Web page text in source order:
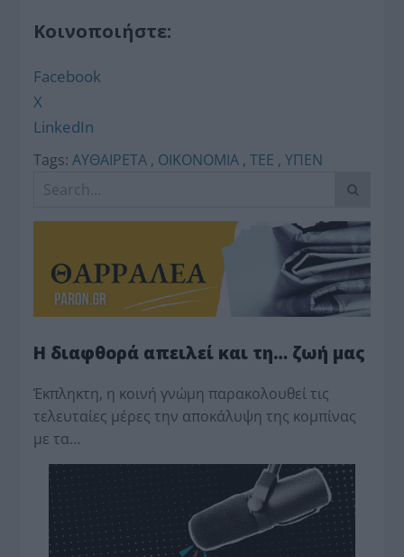
Κοινοποιήστε:
Facebook
X
LinkedIn
Tags: ΑΥΘΑΙΡΕΤΑ , ΟΙΚΟΝΟΜΙΑ ,ΤΕΕ ,ΥΠΕΝ
Η διαφθορά απειλεί και τη… ζωή μας
Έκπληκτη, η κοινή γνώμη παρακολουθεί τις
τελευταίες μέρες την αποκάλυψη της κο­μπίνας
με τα…